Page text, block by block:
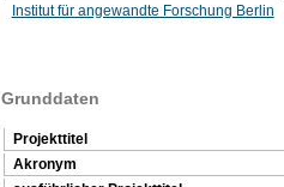
Institut für angewandte Forschung Berlin
Grunddaten
Projekttitel
Akronym